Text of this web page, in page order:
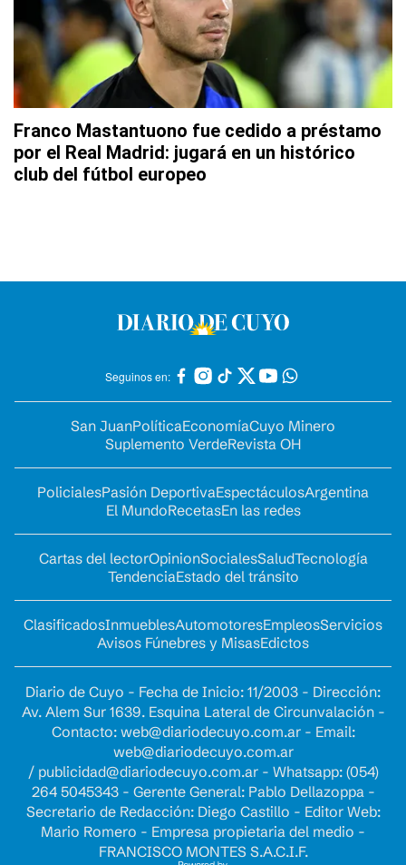
Franco Mastantuono fue cedido a préstamo
por el Real Madrid: jugará en un histórico
club del fútbol europeo
Seguinos en:
San JuanPolíticaEconomíaCuyo Minero
Suplemento VerdeRevista OH
PolicialesPasión DeportivaEspectáculosArgentina
El MundoRecetasEn las redes
Cartas del lectorOpinionSocialesSaludTecnología
TendenciaEstado del tránsito
ClasificadosInmueblesAutomotoresEmpleosServicios
Avisos Fúnebres y MisasEdictos
Diario de Cuyo - Fecha de Inicio: 11/2003 - Dirección:
Av. Alem Sur 1639. Esquina Lateral de Circunvalación -
Contacto: web@diariodecuyo.com.ar- Email:
web@diariodecuyo.com.ar
/ publicidad@diariodecuyo.com.ar- Whatsapp: (054)
264 5045343 - Gerente General: Pablo Dellazoppa -
Secretario de Redacción: Diego Castillo - Editor Web:
Mario Romero - Empresa propietaria del medio -
FRANCISCO MONTES S.A.C.I.F.